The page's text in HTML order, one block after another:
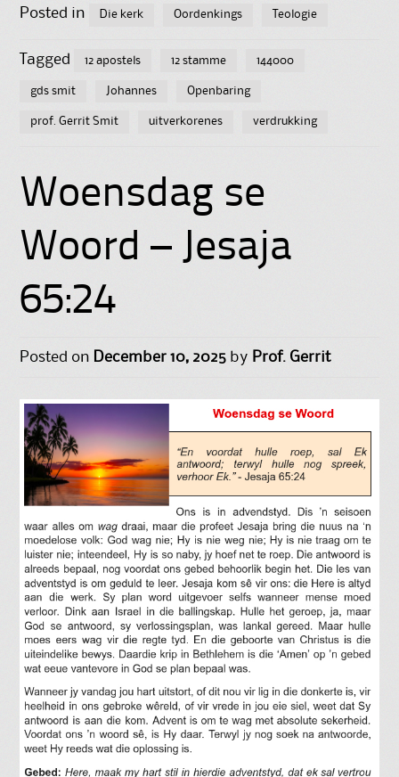
Posted in Die kerk Oordenkings Teologie
Tagged 12 apostels 12 stamme 144000
gds smit Johannes Openbaring
prof. Gerrit Smit uitverkorenes verdrukking
Woensdag se
Woord – Jesaja
65:24
Posted on December 10, 2025 by Prof. Gerrit